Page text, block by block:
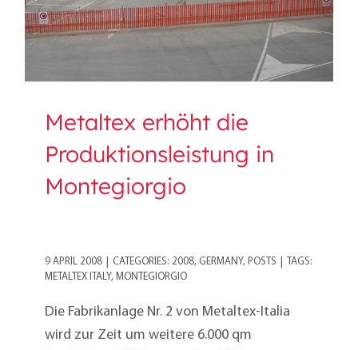
Metaltex erhöht die
Produktionsleistung in
Montegiorgio
9 APRIL 2008 CATEGORIES: 2008, GERMANY, POSTS
TAGS:
METALTEX ITALY, MONTEGIORGIO
Die Fabrikanlage Nr. 2 von Metaltex-Italia
wird zur Zeit um weitere 6.000 qm